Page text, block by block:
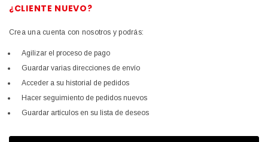
¿CLIENTE NUEVO?
Crea una cuenta con nosotros y podrás:
Agilizar el proceso de pago
Guardar varias direcciones de envío
Acceder a su historial de pedidos
Hacer seguimiento de pedidos nuevos
Guardar artículos en su lista de deseos